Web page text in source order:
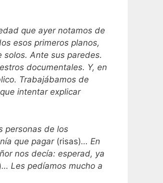
que ayer notamos de
esos primeros planos,
Ante sus paredes.
documentales. Y, en
Trabajábamos de
intentar explicar
personas de los
que pagar (risas)… En
nos decía: esperad, ya
… Les pedíamos mucho a